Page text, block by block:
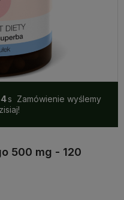
Zamówienie wyślemy
500 mg - 120